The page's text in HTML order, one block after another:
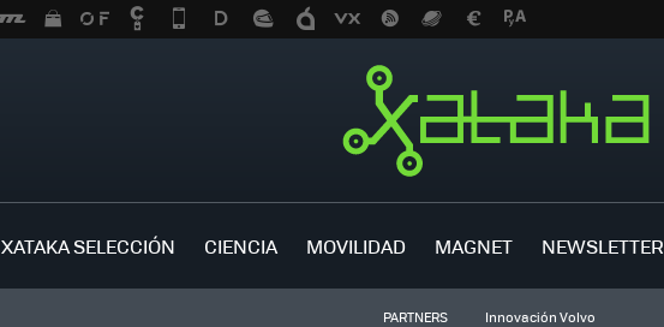
XATAKA SELECCIÓN CIENCIA MOVILIDAD MAGNET NEWSLETTER
PARTNERS Innovación Volvo